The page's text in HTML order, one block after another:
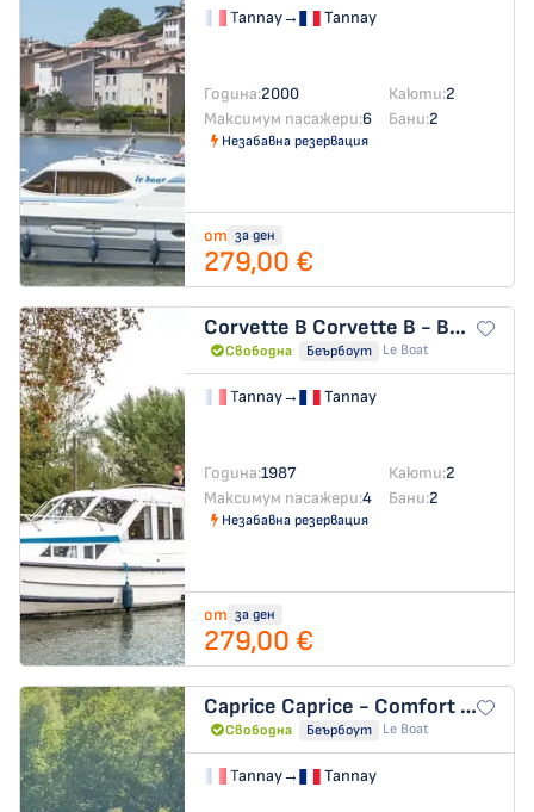
Tannay→ Tannay
Година:2000 Каюти:2
Максимум пасажери:6 Бани:2
Незабавна резервация
от за ден
279,00 €
Corvette B Corvette B - Budget 4
Свободна Беърбоут Le Boat
Tannay→ Tannay
Година:1987 Каюти:2
Максимум пасажери:4 Бани:2
Незабавна резервация
от за ден
279,00 €
Caprice Caprice - Comfort 21
Свободна Беърбоут Le Boat
Tannay→ Tannay